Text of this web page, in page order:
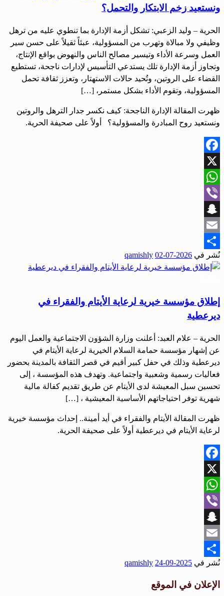
ونستعيد زخم الابتكار والتحمل؟
الحرية – وليد الزعبي: تشكل أزمة الإدارة بما تنطوي عليه من ترهل
وظيفي ولا مبالاة وتهرب من المسؤولية، عبئاً ثقيلاً على حسن سير
العمل وسرعة الأداء وتيسير مصالح الناس والنهوض بواقع الإنتاج،
وتجاوز أزمة الإدارة تلك يستدعي التأسيس لإدارات ناجحة، تستطيع
القضاء على الروتين، وتُحيد حالات الاستهتار، وتعزز ثقافة تحمل
المسؤولية، وتقوم الأداء بشكل مستمر، […]
ظهرت المقالة الإدارة الناجحة: كيف نكسر جدار الترهل والروتين
ونستعيد روح المبادرة والمسؤولية؟ أولاً على صحيفة الحرية.
Facebook
X
WhatsApp
Viber
Snapchat
Email
Share
نُشر في 2026-07-02
qamishly
إطلاق مؤسسة خيرية لرعاية الأيتام والفقراء في
ديرعطية
الحرية – علام العبد: أعلنت وزارة الشؤون الاجتماعية والعمل اليوم
عن إشهار مؤسسة حمامة السلام الخيرية لرعاية الأيتام في
ديرعطية وذلك في حفل كبير أقيم في قصر الثقافة بالمدينة بحضور
فعاليات رسمية وشعبية واجتماعية. وتهدف هذه المؤسسة ، إلى
تحسين سبل المعيشة لدى الأيتام عن طريق تقديم كفالة مالية
شهرية توفر احتياجاتهم الأساسية المعيشية ، […]
ظهرت المقالة الأيتام والفقراء في أيد أمينة.. إحداث مؤسسة خيرية
لرعاية الأيتام في ديرعطية أولاً على صحيفة الحرية.
Facebook
X
WhatsApp
Viber
Snapchat
Email
Share
نُشر في 2025-09-24
qamishly
الإعلان في الموقع